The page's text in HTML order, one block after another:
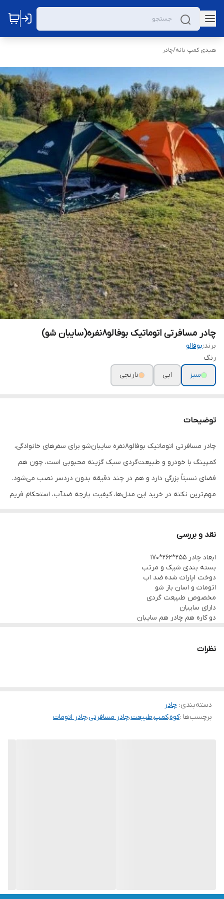
هیدی کمپ بانه/چادر
چادر مسافرتی اتوماتیک بوفالو8نفره(سایبان شو)
برند:بوفالو
رنگ
سبز
ابی نارنجی
توضیحات
چادر مسافرتی اتوماتیک بوفالو8نفره سایبان‌شو برای سفرهای خانوادگی،
کمپینگ با خودرو و طبیعت‌گردی سبک گزینه‌ محبوبی است، چون هم
فضای نسبتاً بزرگی دارد و هم در چند دقیقه بدون دردسر نصب می‌شود.
مهم‌ترین نکته در خرید این مدل‌ها، کیفیت پارچه ضدآب، استحکام فریم
ویژگی‌های اصلی
ظرفیت اسمی 8 نفر
نصب اتوماتیک و سریع
دارای سایبان جلویی قابل تبدیل
پنجره و توری تهویه
فریم فایبرگلاس و پارچه پلی‌استر ضدآب
مزایا
برپایی خیلی سریع حتی توسط یک نفر
نقد و بررسی
ابعاد چادر 255*262*170
بسته بندی شیک و مرتب
دوخت اپارات شده ضد اب
اتومات و اسان باز شو
مخصوص طبیعت گردی
دارای سایبان
دو کاره هم چادر هم سایبان
نظرات
دسته‌بندی: چادر
برچسب‌ها :کوه،کمپ،طبیعت،چادر مسافرتی،چادر اتومات